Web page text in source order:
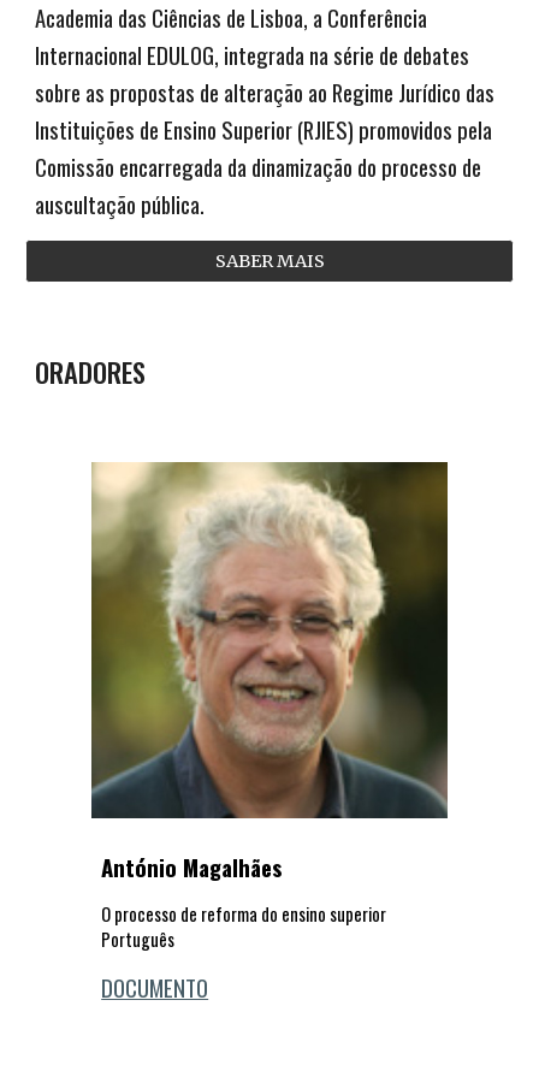
Academia das Ciências de Lisboa, a Conferência
Internacional EDULOG, integrada na série de debates
sobre as propostas de alteração ao Regime Jurídico das
Instituições de Ensino Superior (RJIES) promovidos pela
Comissão encarregada da dinamização do processo de
auscultação pública.
SABER MAIS
ORADORES
António Magalhães
O processo de reforma do ensino superior
Português
DOCUMENTO